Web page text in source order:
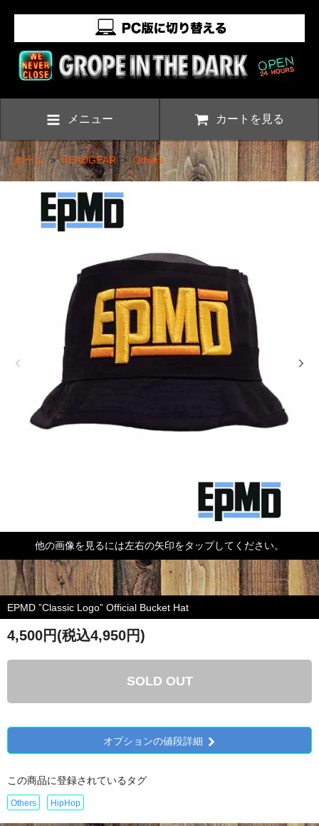
メニュー カートを見る
ホーム>HEADGEAR>Others
他の画像を見るには左右の矢印をタップしてください。
EPMD ”Classic Logo” Official Bucket Hat
4,500円(税込4,950円)
SOLD OUT
オプションの値段詳細
この商品に登録されているタグ
Others HipHop